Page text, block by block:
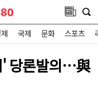
국제 문화 스포츠
' 당론발의…與